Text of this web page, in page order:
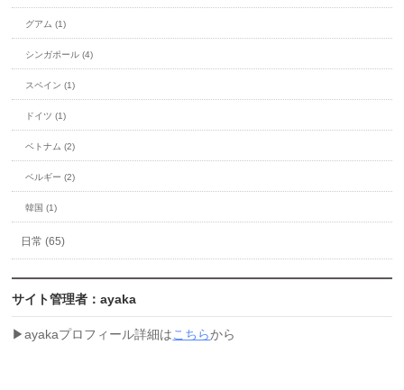
グアム (1)
シンガポール (4)
スペイン (1)
ドイツ (1)
ベトナム (2)
ベルギー (2)
韓国 (1)
日常 (65)
サイト管理者：ayaka
▶︎ayakaプロフィール詳細はこちらから